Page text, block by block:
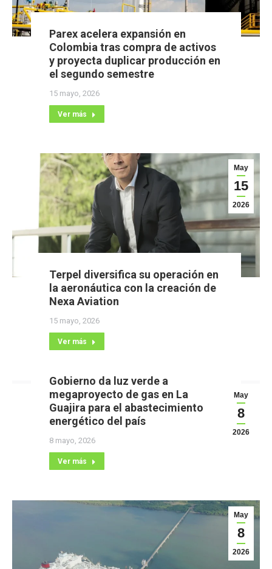
Parex acelera expansión en
Colombia tras compra de activos
y proyecta duplicar producción en
el segundo semestre
15 mayo, 2026
Ver más
May
15
2026
Terpel diversifica su operación en
la aeronáutica con la creación de
Nexa Aviation
15 mayo, 2026
Ver más
May
8
2026
Gobierno da luz verde a
megaproyecto de gas en La
Guajira para el abastecimiento
energético del país
8 mayo, 2026
Ver más
May
8
2026